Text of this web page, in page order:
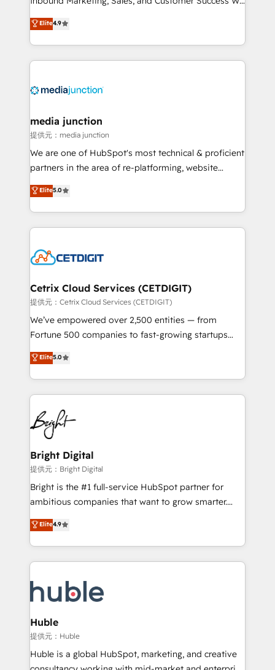
specialize in driving revenue growth for companies
across industries through tailored marketing, sales,
and customer success strategies, utilizing RevOps
methodologies. As Latin America's largest HubSpot
offer unparalleled insights. Operating in five
Mexico, USA, and Portugal—we've executed over a
hundred successful operations. Our approach,
rooted in RevOps principles, integrates analysis,
training, planning, and qualification. Leveraging
inbound marketing tactics, we focus on
understanding, nurturing, and converting leads.
competitive market.
Elite4.9
media junction
提供元：media junction
We are one of HubSpot's most technical & proficient
partners in the area of re-platforming, website
design & development. We specialize in multi-hub
implementations for mid-market & enterprise
companies. We are woman-owned, powered by
coffee, and we ❤️ dogs. We produce award-winning
Impact Award 🏆2022 Technical Expertise Impact
Award 🏆2020 Elite Solutions Partner 🏆2019
Integrations HubSpot Impact Award 🏆2019
Marketing Enablement HubSpot Impact Award 🏆
2018 Website Design HubSpot Impact Award 🏆2017
Growth-Driven Design Agency of the Year 🏆2016
Sales Enablement HubSpot Impact Award 🏆2015
HubSpot COS Performance Award 🏆2014 HubSpot
COS Design Award 🏆2013 HubSpot Marketplace
Partner 📆Founded in 1997
Elite5.0
Cetrix Cloud Services (CETDIGIT)
提供元：Cetrix Cloud Services (CETDIGIT)
We’ve empowered over 2,500 entities — from
Fortune 500 companies to fast-growing startups
and nonprofits — to streamline operations, scale
revenue, and unlock the full potential of HubSpot.
With deep technical and industry expertise, we fuse
automation, integration, and AI innovation to deliver
lasting impact. We specialize in: • Turnkey and end-
to-end HubSpot implementations • Onboarding for
Sales, Service, Marketing & Content Hubs • AI voice
and chat agents, predictive automation, and smart
workflows • Salesforce + HubSpot integration •
Website design and CMS development • ERP
integration: SAP, NetSuite, Microsoft Dynamics, … •
platform • Client/member portals built on HubSpot •
CaterSuite for the catering industry • Custom and
WooCommerce, BuilderTrend, and more Experience
the difference — reach out to see how AI + HubSpot
Elite5.0
Bright Digital
提供元：Bright Digital
Bright is the #1 full-service HubSpot partner for
ambitious companies that want to grow smarter.
From HubSpot onboarding, to training, from
developing a new website to lead generation and
digital marketing; we do it all (and with great
results)! In short, our services include: - HubSpot
HubSpot development: websites, custom modules,
integrations - Marketing & sales solutions: digital
marketing, advertising, campaigns, content and
design We connect people, data and technology to
improve customer experiences. With our bright
people, exciting ideas and can-do mentality, we
Elite4.9
Huble
提供元：Huble
Huble is a global HubSpot, marketing, and creative